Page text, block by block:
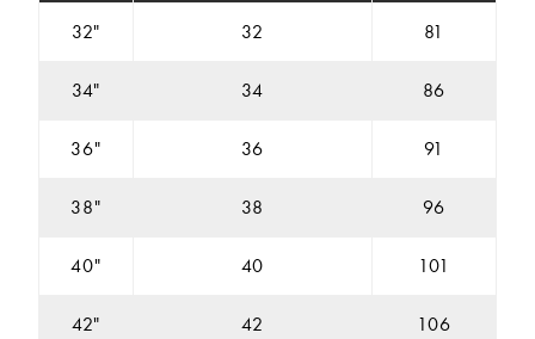
32" 32 81
34" 34 86
36" 36 91
38" 38 96
40" 40 101
42" 42 106